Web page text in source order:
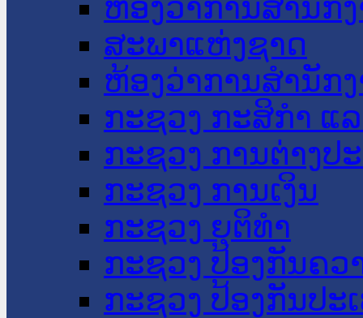
ຫ້ອງວ່າການສໍານັກ
ສະພາແຫ່ງຊາດ
ຫ້ອງວ່າການສຳນັກ
ກະຊວງ ກະສິກຳ ແ
ກະຊວງ ການຕ່າງປ
ກະຊວງ ການເງິນ
ກະຊວງ ຍຸຕິທໍາ
ກະຊວງ ປ້ອງກັນຄວ
ກະຊວງ ປ້ອງກັນປະ